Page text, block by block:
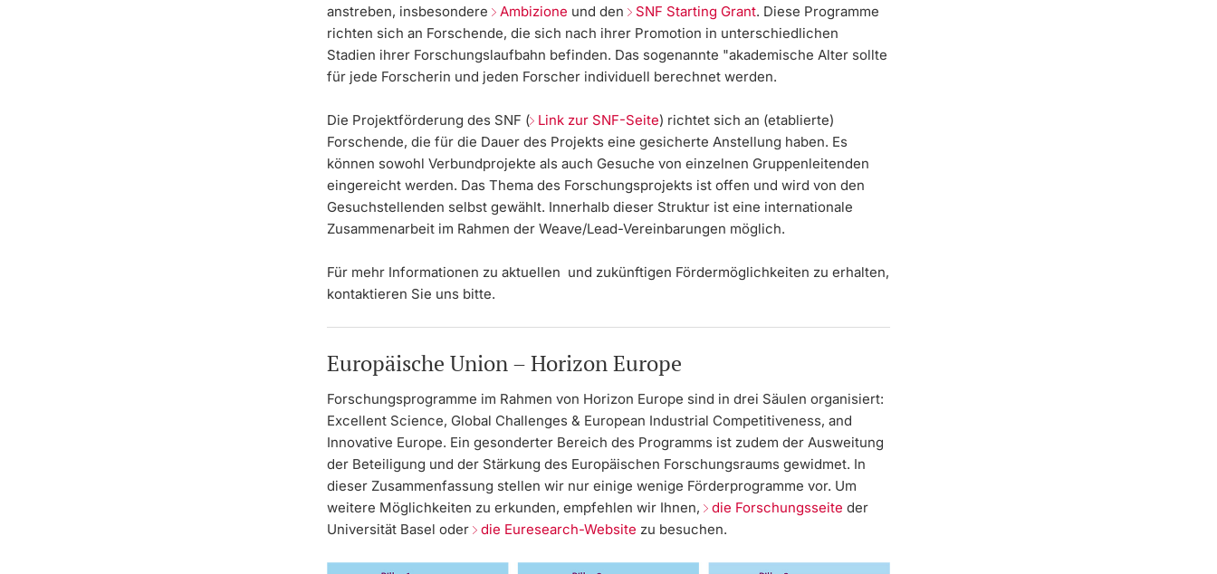
anstreben, insbesondere Ambizione und den SNF Starting Grant. Diese Programme
richten sich an Forschende, die sich nach ihrer Promotion in unterschiedlichen
Stadien ihrer Forschungslaufbahn befinden. Das sogenannte "akademische Alter sollte
für jede Forscherin und jeden Forscher individuell berechnet werden.
Die Projektförderung des SNF ( Link zur SNF-Seite) richtet sich an (etablierte)
Forschende, die für die Dauer des Projekts eine gesicherte Anstellung haben. Es
können sowohl Verbundprojekte als auch Gesuche von einzelnen Gruppenleitenden
eingereicht werden. Das Thema des Forschungsprojekts ist offen und wird von den
Gesuchstellenden selbst gewählt. Innerhalb dieser Struktur ist eine internationale
Zusammenarbeit im Rahmen der Weave/Lead-Vereinbarungen möglich.
Für mehr Informationen zu aktuellen und zukünftigen Fördermöglichkeiten zu erhalten,
kontaktieren Sie uns bitte.
Europäische Union – Horizon Europe
Forschungsprogramme im Rahmen von Horizon Europe sind in drei Säulen organisiert:
Excellent Science, Global Challenges & European Industrial Competitiveness, and
Innovative Europe. Ein gesonderter Bereich des Programms ist zudem der Ausweitung
der Beteiligung und der Stärkung des Europäischen Forschungsraums gewidmet. In
dieser Zusammenfassung stellen wir nur einige wenige Förderprogramme vor. Um
weitere Möglichkeiten zu erkunden, empfehlen wir Ihnen, die Forschungsseite der
Universität Basel oder die Euresearch-Website zu besuchen.